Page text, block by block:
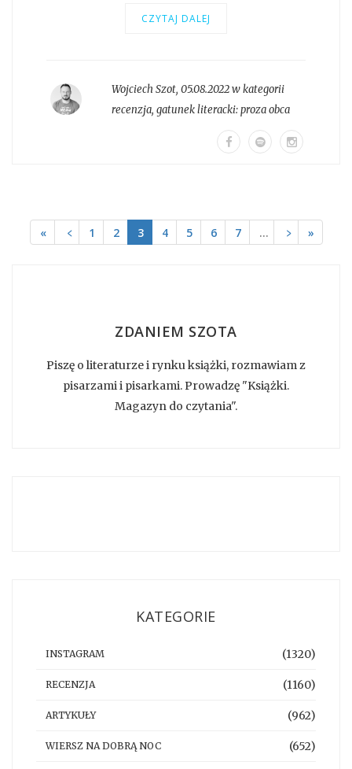
CZYTAJ DALEJ
Wojciech Szot, 05.08.2022 w kategorii
recenzja, gatunek literacki:proza obca
« ﹤ 1 2 3 4 5 6 7 … ﹥ »
ZDANIEM SZOTA
Piszę o literaturze i rynku książki, rozmawiam z
pisarzami i pisarkami. Prowadzę "Książki.
Magazyn do czytania".
KATEGORIE
INSTAGRAM (1320)
RECENZJA (1160)
ARTYKUŁY (962)
WIERSZ NA DOBRĄ NOC (652)